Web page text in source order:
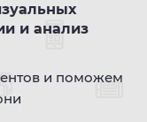
и анализ
и поможем